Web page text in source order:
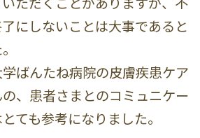
にしないことは大事であると
ばんたね病院の皮膚疾患ケア
、患者さまとのコミュニケー
ても参考になりました。